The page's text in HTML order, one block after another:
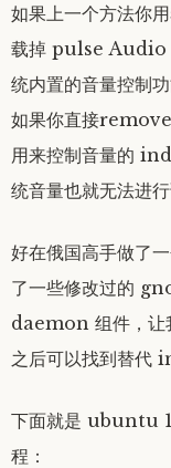
如果上一个方法你
载掉 pulse Audio
统内置的音量控制
如果你直接
用来控制音量的
统音量也就无法进行
好在俄国高手做了
了一些修改过的
daemon 组件，
之后可以找到替代
下面就是 ubuntu
程：